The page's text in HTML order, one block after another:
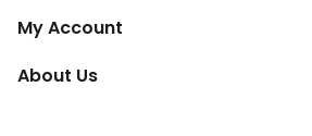
My Account
About Us